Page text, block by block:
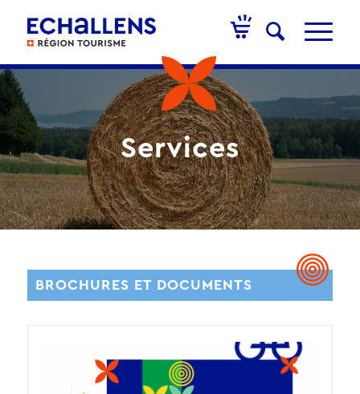
Services
BROCHURES ET DOCUMENTS